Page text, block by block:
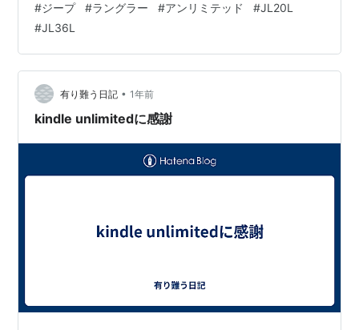
す。 2ドア用のマットは形状が異なります。 現在の東京
都荒川区は曇りでございます。 昨日は知り合いから連絡
が入り22日の月曜日は有給をとり4連休だそうです。 外
資系の投資会社に勤めているので年収は億円を超えてい
ます。 伊豆の下田へ行くそうです。 季節外れの海水浴？
海外は…
#ジープ #ラングラー #アンリミテッド #JL20L
#JL36L
有り難う日記 • 1年前
kindle unlimitedに感謝